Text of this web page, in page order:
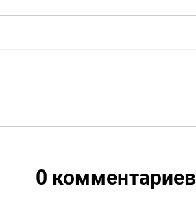
0 комментариев